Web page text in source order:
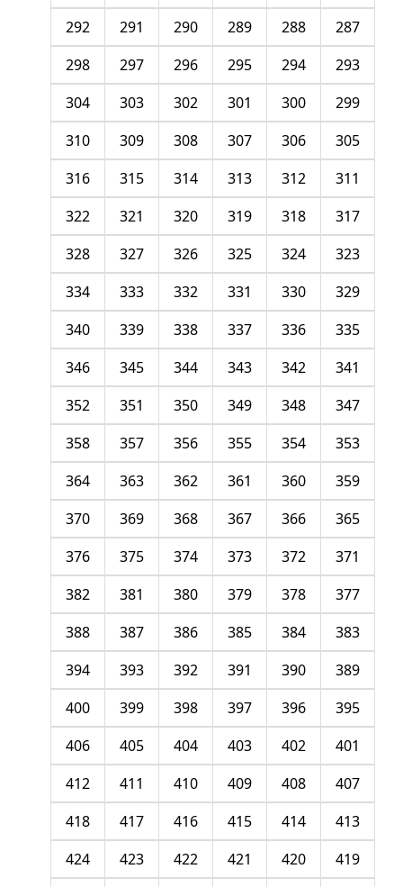
287
288
289
290
291
292
293
294
295
296
297
298
299
300
301
302
303
304
305
306
307
308
309
310
311
312
313
314
315
316
317
318
319
320
321
322
323
324
325
326
327
328
329
330
331
332
333
334
335
336
337
338
339
340
341
342
343
344
345
346
347
348
349
350
351
352
353
354
355
356
357
358
359
360
361
362
363
364
365
366
367
368
369
370
371
372
373
374
375
376
377
378
379
380
381
382
383
384
385
386
387
388
389
390
391
392
393
394
395
396
397
398
399
400
401
402
403
404
405
406
407
408
409
410
411
412
413
414
415
416
417
418
419
420
421
422
423
424